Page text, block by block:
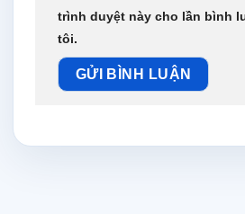
trình duyệt này cho lần bình
tôi.